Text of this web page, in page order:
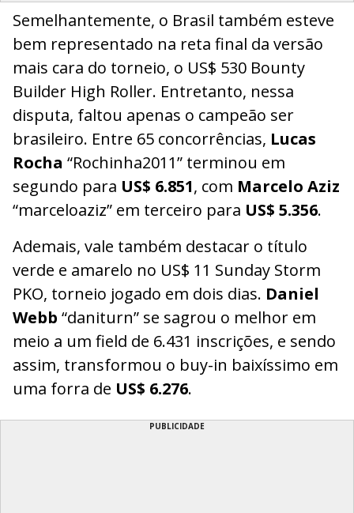
Semelhantemente, o Brasil também esteve
bem representado na reta final da versão
mais cara do torneio, o US$ 530 Bounty
Builder High Roller. Entretanto, nessa
disputa, faltou apenas o campeão ser
brasileiro. Entre 65 concorrências, Lucas
Rocha “Rochinha2011” terminou em
segundo para US$ 6.851, com Marcelo Aziz
“marceloaziz” em terceiro para US$ 5.356.
Ademais, vale também destacar o título
verde e amarelo no US$ 11 Sunday Storm
PKO, torneio jogado em dois dias. Daniel
Webb “daniturn” se sagrou o melhor em
meio a um field de 6.431 inscrições, e sendo
assim, transformou o buy-in baixíssimo em
uma forra de US$ 6.276.
PUBLICIDADE